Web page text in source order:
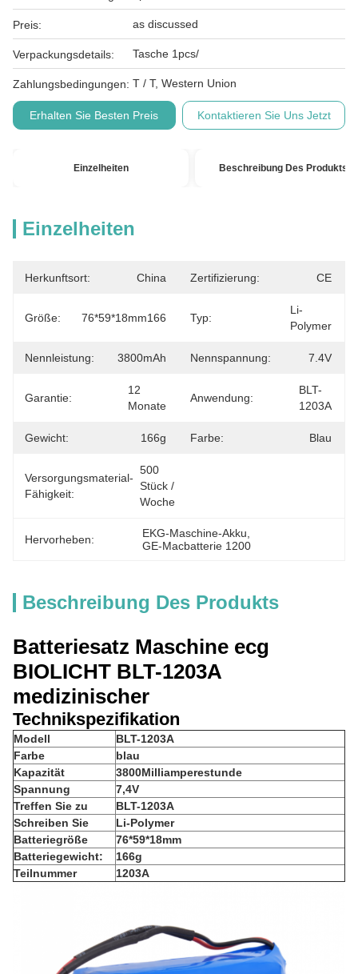
Preis: as discussed
Verpackungsdetails: Tasche 1pcs/
Zahlungsbedingungen: T / T, Western Union
Erhalten Sie Besten Preis Kontaktieren Sie Uns Jetzt
Einzelheiten Beschreibung Des Produkts
Einzelheiten
Herkunftsort: China Zertifizierung: CE
Größe: 76*59*18mm166 Typ:
Li-
Polymer
Nennleistung: 3800mAh Nennspannung: 7.4V
Garantie:
12
Monate
Anwendung:
BLT-
1203A
Gewicht: 166g Farbe: Blau
Versorgungsmaterial-
Fähigkeit:
500
Stück /
Woche
Hervorheben: EKG-Maschine-Akku
GE-Macbatterie 1200
Beschreibung Des Produkts
Batteriesatz Maschine ecg
BIOLICHT BLT-1203A
medizinischer
Technikspezifikation
Modell
BLT-1203A
Farbe
blau
Kapazität
3800Milliamperestunde
Spannung
7,4V
Treffen Sie zu
BLT-1203A
Schreiben Sie
Li-Polymer
Batteriegröße
76*59*18mm
Batteriegewicht:
166g
Teilnummer
1203A